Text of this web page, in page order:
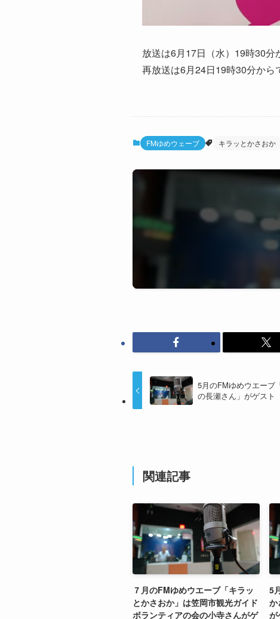
放送は6月17日（水）19時30分
再放送は6月24日19時30分から
FMゆめウェーブ キラッとかさおか
5月のFMゆめウエーブ
の長瀬さん」がゲスト
関連記事
７月のFMゆめウエーブ「キラッ
とかさおか」は笠岡市観光ガイド
ボランティアの会の小寺さんがゲ
5
か
が